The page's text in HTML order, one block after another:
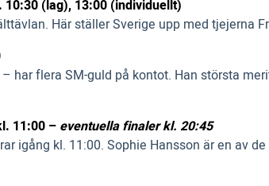
(lag), 13:00 (individuellt)
Här ställer Sverige upp med tjejerna
har flera SM-guld på kontot. Han största
11:00 – eventuella finaler kl. 20:45
igång kl. 11:00. Sophie Hansson är en av